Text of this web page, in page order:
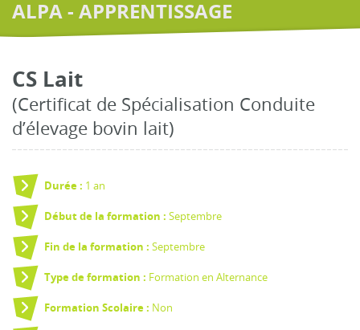
ALPA - APPRENTISSAGE
CS Lait
(Certificat de Spécialisation Conduite
d’élevage bovin lait)
Durée : 1 an
Début de la formation : Septembre
Fin de la formation : Septembre
Type de formation : Formation en Alternance
Formation Scolaire : Non